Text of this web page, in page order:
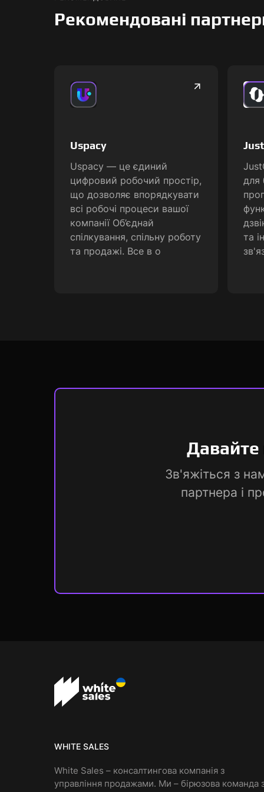
Рекомендовані
Uspacy
Uspacy — це єдиний
цифровий робочий простір,
що дозволяє впорядкувати
всі робочі процеси вашої
компанії Об’єднай
спілкування, спільну роботу
та продажі. Все в о
для
та
Давайте
Зв'яжіться з
партнера і
WHITE SALES
White Sales – консалтингова компанія з
управління продажами. Ми – бірюзова команда